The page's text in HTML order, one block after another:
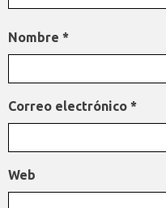
Nombre *
Correo electrónico *
Web